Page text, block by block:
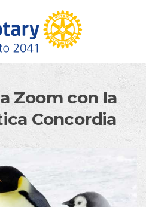
Zoom con la
Concordia